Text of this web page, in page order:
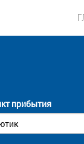
прибытия